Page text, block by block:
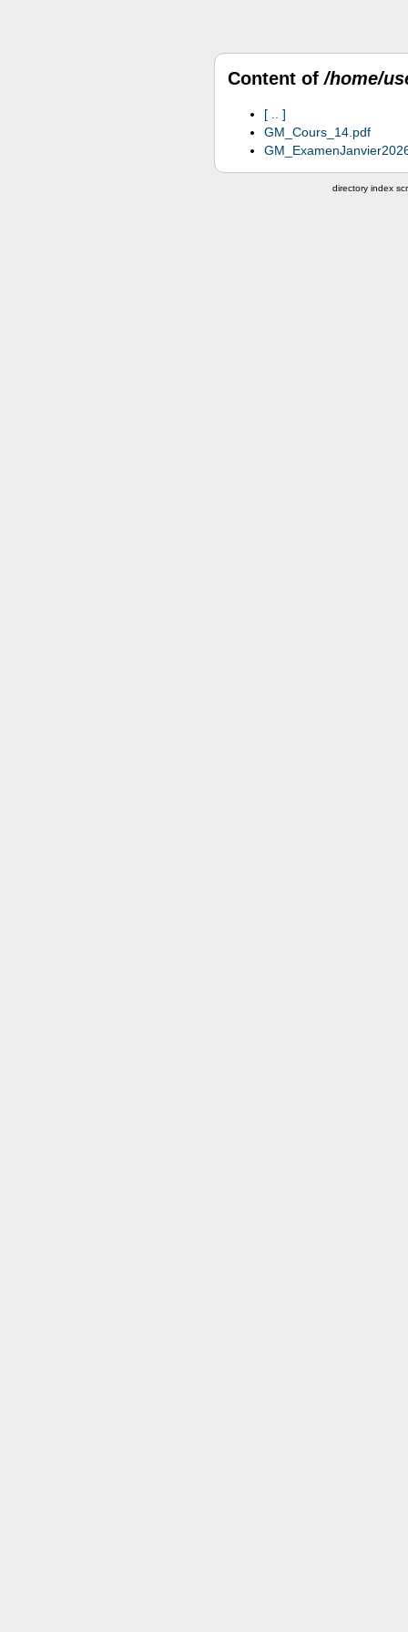
Content of/home/
GM_Cours_14.pdf
directory index